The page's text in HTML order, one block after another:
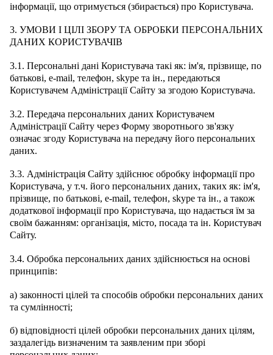
інформації, що отримується (збирається) про Користувача.
3. УМОВИ І ЦІЛІ ЗБОРУ ТА ОБРОБКИ ПЕРСОНАЛЬНИХ
ДАНИХ КОРИСТУВАЧІВ
3.1. Персональні дані Користувача такі як: ім'я, прізвище, по
батькові, e-mail, телефон, skype та ін., передаються
Користувачем Адміністрації Сайту за згодою Користувача.
3.2. Передача персональних даних Користувачем
Адміністрації Сайту через Форму зворотнього зв'язку
означає згоду Користувача на передачу його персональних
даних.
3.3. Адміністрація Сайту здійснює обробку інформації про
Користувача, у т.ч. його персональних даних, таких як: ім'я,
прізвище, по батькові, e-mail, телефон, skype та ін., а також
додаткової інформації про Користувача, що надається їм за
своїм бажанням: організація, місто, посада та ін. Користувач
Сайту.
3.4. Обробка персональних даних здійснюється на основі
принципів:
а) законності цілей та способів обробки персональних даних
та сумлінності;
б) відповідності цілей обробки персональних даних цілям,
заздалегідь визначеним та заявленим при зборі